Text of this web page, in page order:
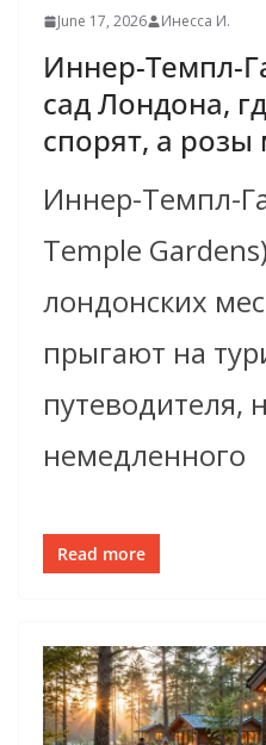
June 17, 2026 Инесса И.
Иннер-Темпл-
сад Лондона,
спорят, а розы
Иннер-Темпл-
Temple
лондонских
прыгают на
путеводителя,
немедленного
Read more